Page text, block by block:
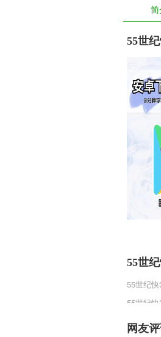
55世
55世
55世纪
55世纪
众多独特
网友